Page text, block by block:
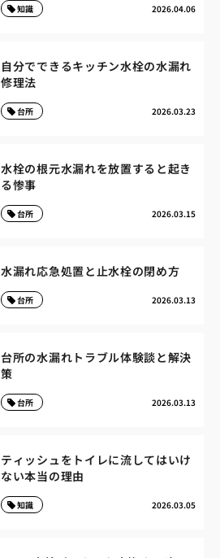
2026.04.06
知識
自分でできるキッチン水栓の水漏れ
修理法
2026.03.23
台所
水栓の根元水漏れを放置すると起き
る惨事
2026.03.15
台所
水漏れ応急処置と止水栓の閉め方
2026.03.13
台所
台所の水漏れトラブル体験談と解決
策
2026.03.13
台所
ティッシュをトイレに流してはいけ
ない本当の理由
2026.03.05
知識